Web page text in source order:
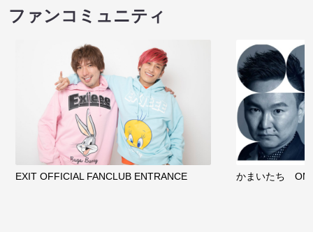
ファンコミュニティ
EXIT OFFICIAL FANCLUB ENTRANCE かまいたち